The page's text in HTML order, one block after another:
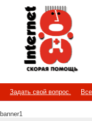
Internet
Скорая помощь
Задать свой вопрос.
banner1